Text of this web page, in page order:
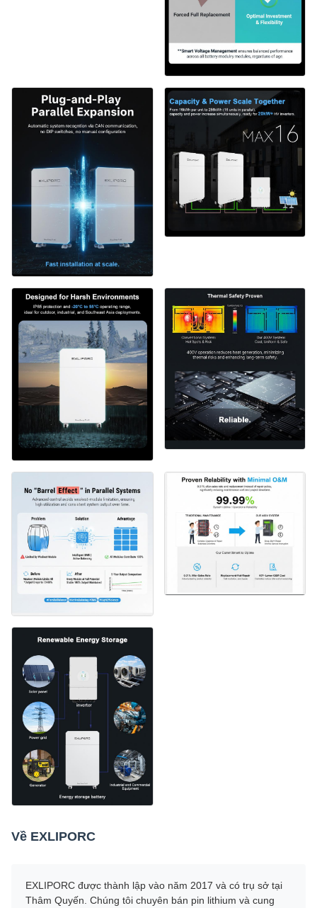
Về EXLIPORC
EXLIPORC được thành lập vào năm 2017 và có trụ sở tại
Thâm Quyến. Chúng tôi chuyên bán pin lithium và cung